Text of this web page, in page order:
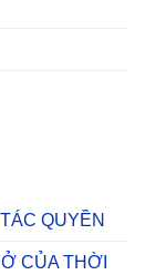
QUYỀN
CỦA THỜI